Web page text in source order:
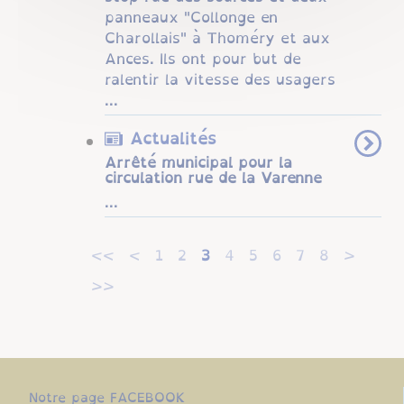
panneaux "Collonge en
Charollais" à Thoméry et aux
Ances. Ils ont pour but de
ralentir la vitesse des usagers
...
Actualités
Arrêté municipal pour la
circulation rue de la Varenne
...
<< < 1 2 3 4 5 6 7 8
>
>>
Notre page FACEBOOK